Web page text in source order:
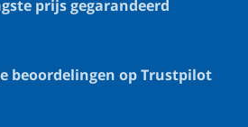
prijs gegarandeerd
beoordelingen op Trustpilot